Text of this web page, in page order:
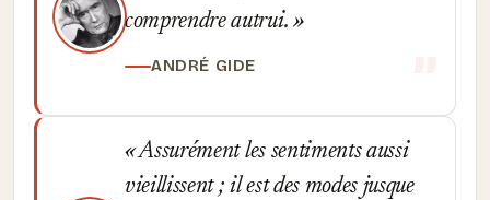
comprendre autrui.
ANDRÉ GIDE
Assurément les sentiments aussi
vieillissent ; il est des modes jusque